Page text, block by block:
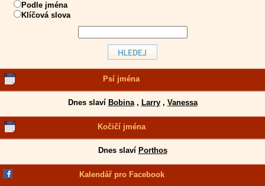
Podle jména
Klíčová slova
Psí jména
Dnes slaví Bobina, Larry, Vanessa
Kočičí jména
Dnes slaví Porthos
Kalendář pro Facebook